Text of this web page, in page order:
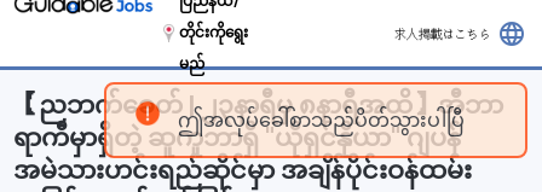
တိုင်းကိုရွေး
မည်
求人掲載はこちら language
【ညဘက်ခေတ် | ၂၃နာရီမှ ၈နာရီအထိ】အီဘာ
ရာကီမှာရှိတဲ့ ဆူကူဘာရှိ "ယိုရှင်နိုယာ" ဂျပန်
အမဲသားဟင်းရည်ဆိုင်မှာ အချိန်ပိုင်းဝန်ထမ်း